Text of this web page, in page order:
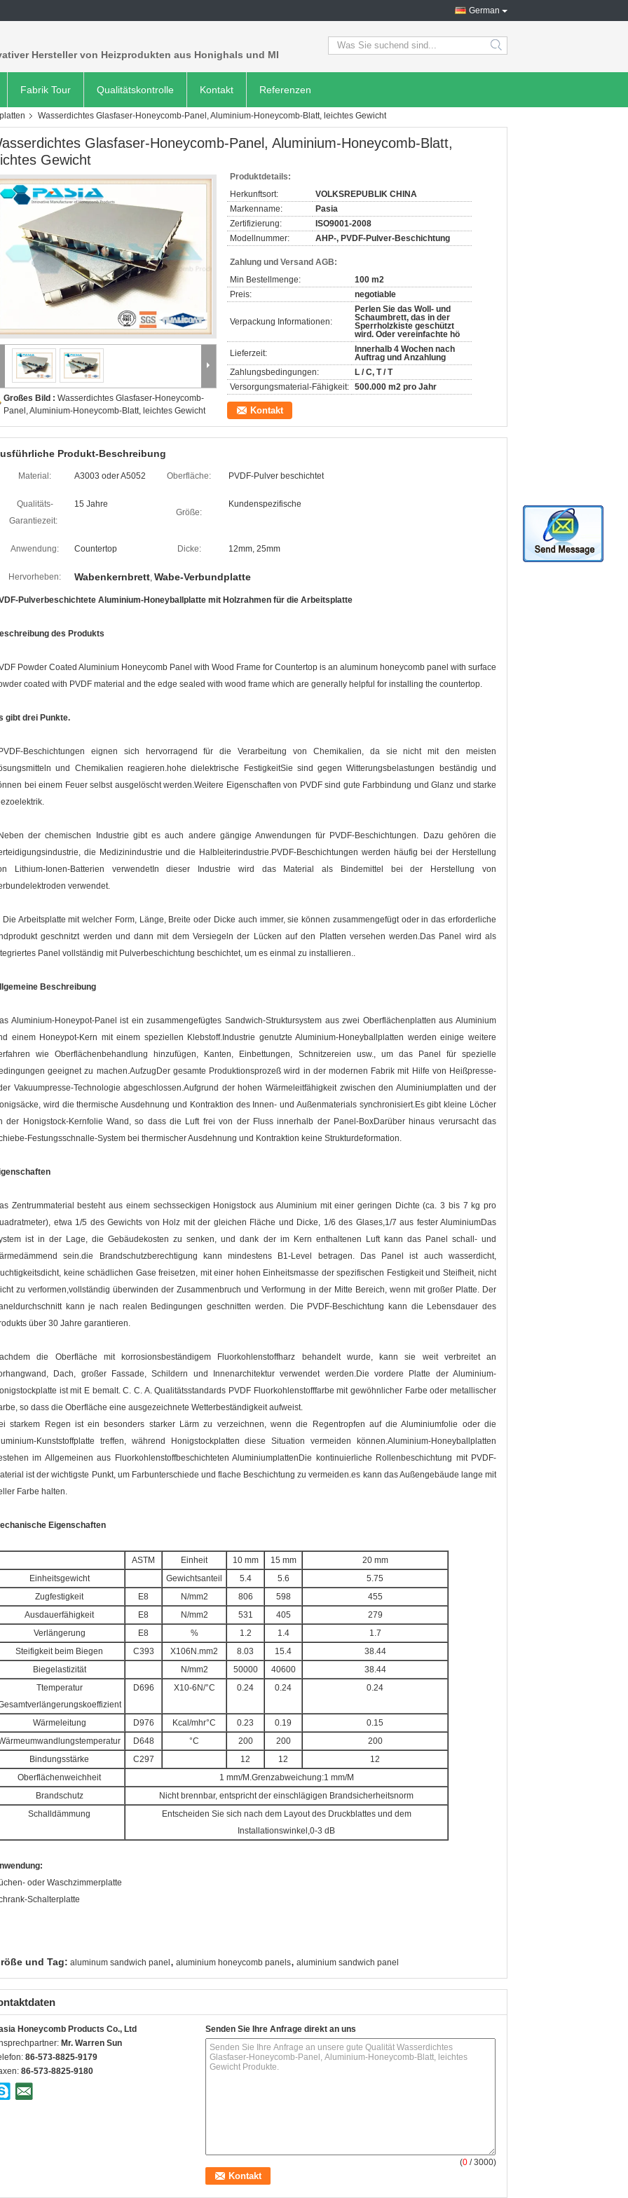
German
Hersteller von Heizprodukten aus Honighals und MI search
Fabrik Tour Qualitätskontrolle Kontakt Referenzen
Wasserdichtes Glasfaser-Honeycomb-Panel, Aluminium-Honeycomb-Blatt, leichtes Gewicht
Glasfaser-Honeycomb-Panel, Aluminium-Honeycomb-Blatt,
Gewicht
Großes Bild : Wasserdichtes Glasfaser-Honeycomb-
Panel, Aluminium-Honeycomb-Blatt, leichtes Gewicht
Produktdetails:
Herkunftsort:
VOLKSREPUBLIK CHINA
Markenname:
Pasia
Zertifizierung:
ISO9001-2008
Modellnummer:
AHP-, PVDF-Pulver-Beschichtung
Zahlung und Versand AGB:
Min Bestellmenge:
100 m2
Preis:
negotiable
Verpackung Informationen:
Perlen Sie das Woll- und
Schaumbrett, das in der
Sperrholzkiste geschützt
wird. Oder vereinfachte hö
Lieferzeit:
Innerhalb 4 Wochen nach
Auftrag und Anzahlung
Zahlungsbedingungen:
L / C, T / T
Versorgungsmaterial-Fähigkeit: 500.000 m2 pro Jahr
Kontakt
Produkt-Beschreibung
Material: A3003 oder A5052 Oberfläche: PVDF-Pulver beschichtet
Qualitäts-
Garantiezeit:
15 Jahre
Größe:
Kundenspezifische
Anwendung: Countertop Dicke: 12mm, 25mm
Hervorheben: Wabenkernbrett, Wabe-Verbundplatte
Pulverbeschichtete Aluminium-Honeyballplatte mit Holzrahmen für die Arbeitsplatte
des Produkts
Powder Coated Aluminium Honeycomb Panel with Wood Frame for Countertop is an aluminum honeycomb panel with surface
coated with PVDF material and the edge sealed with wood frame which are generally helpful for installing the countertop.
gibt drei Punkte.
Beschichtungen eignen sich hervorragend für die Verarbeitung von Chemikalien, da sie nicht mit den meisten
und Chemikalien reagieren.hohe dielektrische FestigkeitSie sind gegen Witterungsbelastungen beständig und
bei einem Feuer selbst ausgelöscht werden.Weitere Eigenschaften von PVDF sind gute Farbbindung und Glanz und starke
der chemischen Industrie gibt es auch andere gängige Anwendungen für PVDF-Beschichtungen. Dazu gehören die
die Medizinindustrie und die Halbleiterindustrie.PVDF-Beschichtungen werden häufig bei der Herstellung
Lithium-Ionen-Batterien verwendetIn dieser Industrie wird das Material als Bindemittel bei der Herstellung von
verwendet.
Die Arbeitsplatte mit welcher Form, Länge, Breite oder Dicke auch immer, sie können zusammengefügt oder in das erforderliche
geschnitzt werden und dann mit dem Versiegeln der Lücken auf den Platten versehen werden.Das Panel wird als
Panel vollständig mit Pulverbeschichtung beschichtet, um es einmal zu installieren..
Beschreibung
Aluminium-Honeypot-Panel ist ein zusammengefügtes Sandwich-Struktursystem aus zwei Oberflächenplatten aus Aluminium
einem Honeypot-Kern mit einem speziellen Klebstoff.Industrie genutzte Aluminium-Honeyballplatten werden einige weitere
wie Oberflächenbehandlung hinzufügen, Kanten, Einbettungen, Schnitzereien usw., um das Panel für spezielle
geeignet zu machen.AufzugDer gesamte Produktionsprozeß wird in der modernen Fabrik mit Hilfe von Heißpresse-
Vakuumpresse-Technologie abgeschlossen.Aufgrund der hohen Wärmeleitfähigkeit zwischen den Aluminiumplatten und der
wird die thermische Ausdehnung und Kontraktion des Innen- und Außenmaterials synchronisiert.Es gibt kleine Löcher
der Honigstock-Kernfolie Wand, so dass die Luft frei von der Fluss innerhalb der Panel-BoxDarüber hinaus verursacht das
Festungsschnalle-System bei thermischer Ausdehnung und Kontraktion keine Strukturdeformation.
Zentrummaterial besteht aus einem sechsseckigen Honigstock aus Aluminium mit einer geringen Dichte (ca. 3 bis 7 kg pro
etwa 1/5 des Gewichts von Holz mit der gleichen Fläche und Dicke, 1/6 des Glases,1/7 aus fester AluminiumDas
ist in der Lage, die Gebäudekosten zu senken, und dank der im Kern enthaltenen Luft kann das Panel schall- und
sein.die Brandschutzberechtigung kann mindestens B1-Level betragen. Das Panel ist auch wasserdicht,
keine schädlichen Gase freisetzen, mit einer hohen Einheitsmasse der spezifischen Festigkeit und Steifheit, nicht
zu verformen,vollständig überwinden der Zusammenbruch und Verformung in der Mitte Bereich, wenn mit großer Platte. Der
kann je nach realen Bedingungen geschnitten werden. Die PVDF-Beschichtung kann die Lebensdauer des
über 30 Jahre garantieren.
die Oberfläche mit korrosionsbeständigem Fluorkohlenstoffharz behandelt wurde, kann sie weit verbreitet an
Dach, großer Fassade, Schildern und Innenarchitektur verwendet werden.Die vordere Platte der Aluminium-
ist mit E bemalt. C. C. A. Qualitätsstandards PVDF Fluorkohlenstofffarbe mit gewöhnlicher Farbe oder metallischer
so dass die Oberfläche eine ausgezeichnete Wetterbeständigkeit aufweist.
starkem Regen ist ein besonders starker Lärm zu verzeichnen, wenn die Regentropfen auf die Aluminiumfolie oder die
Kunststoffplatte treffen, während Honigstockplatten diese Situation vermeiden können.Aluminium-Honeyballplatten
im Allgemeinen aus Fluorkohlenstoffbeschichteten AluminiumplattenDie kontinuierliche Rollenbeschichtung mit PVDF-
ist der wichtigste Punkt, um Farbunterschiede und flache Beschichtung zu vermeiden.es kann das Außengebäude lange mit
Farbe halten.
Eigenschaften
ASTM Einheit 10 mm 15 mm
20 mm
Einheitsgewicht
Gewichtsanteil 5.4 5.6
5.75
Zugfestigkeit
E8 N/mm2 806 598
455
Ausdauerfähigkeit
E8 N/mm2 531 405
279
Verlängerung
E8 % 1.2 1.4
1.7
Steifigkeit beim Biegen
C393 X106N.mm2 8.03 15.4
38.44
Biegelastizität
N/mm2 50000 40600
38.44
Ttemperatur
D696 X10-6N/°C 0.24 0.24 0.24
Wärmeleitung D976 Kcal/mhr°C 0.23 0.19
0.15
D648 °C 200 200
200
Bindungsstärke
C297 12 12
12
Oberflächenweichheit
1 mm/M.Grenzabweichung:1 mm/M
Brandschutz
Nicht brennbar, entspricht der einschlägigen Brandsicherheitsnorm
Schalldämmung
Entscheiden Sie sich nach dem Layout des Druckblattes und dem
Installationswinkel,0-3 dB
oder Waschzimmerplatte
Schalterplatte
und Tag: aluminum sandwich panel , aluminium honeycomb panels, aluminium sandwich panel
Honeycomb Products Co., Ltd
Mr. Warren Sun
86-573-8825-9179
86-573-8825-9180
Senden Sie Ihre Anfrage direkt an uns
(0 / 3000)